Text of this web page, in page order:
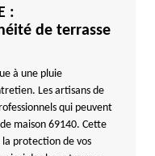
:
de terrasse
à une pluie
Les artisans de
qui peuvent
maison 69140. Cette
protection de vos